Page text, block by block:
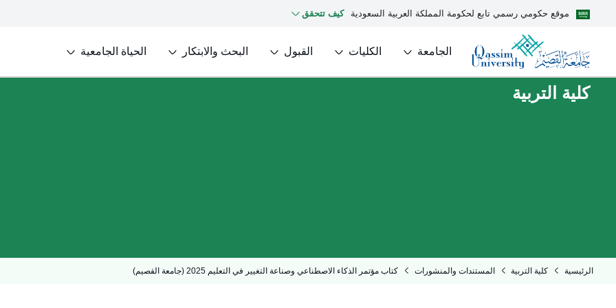
موقع حكومي رسمي تابع لحكومة المملكة العربية السعودية كيف تتحقق
الجامعة الكليات القبول البحث والابتكار الحياة الجامعية
كلية التربية
الرئيسية كلية التربية المستندات والمنشورات كتاب مؤتمر الذكاء الاصطناعي وصناعة التغيير في التعليم 2025 (جامعة القصيم)